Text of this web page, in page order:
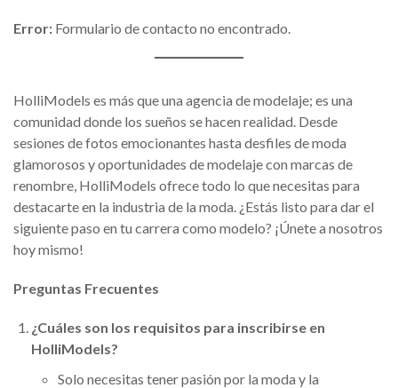
Error: Formulario de contacto no encontrado.
HolliModels es más que una agencia de modelaje; es una
comunidad donde los sueños se hacen realidad. Desde
sesiones de fotos emocionantes hasta desfiles de moda
glamorosos y oportunidades de modelaje con marcas de
renombre, HolliModels ofrece todo lo que necesitas para
destacarte en la industria de la moda. ¿Estás listo para dar el
siguiente paso en tu carrera como modelo? ¡Únete a nosotros
hoy mismo!
Preguntas Frecuentes
¿Cuáles son los requisitos para inscribirse en
HolliModels?
Solo necesitas tener pasión por la moda y la